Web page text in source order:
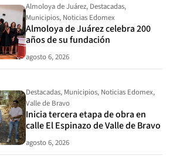
Almoloya de Juárez, Destacadas,
Municipios, Noticias Edomex
Almoloya de Juárez celebra 200
años de su fundación
agosto 6, 2026
Destacadas, Municipios, Noticias Edomex,
Valle de Bravo
Inicia tercera etapa de obra en
calle El Espinazo de Valle de Bravo
agosto 6, 2026